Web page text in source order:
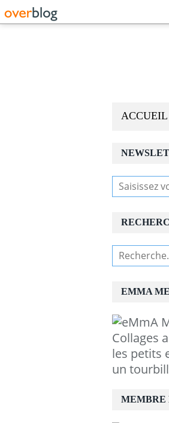
ACCUEIL
EMMA
Collages
les petits
un
MEMBRE